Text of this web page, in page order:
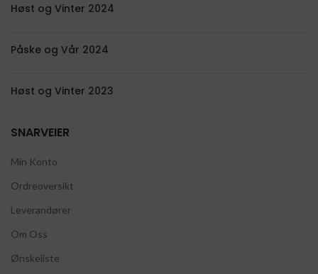
Høst og Vinter 2024
Påske og Vår 2024
Høst og Vinter 2023
SNARVEIER
Min Konto
Ordreoversikt
Leverandører
Om Oss
Ønskeliste